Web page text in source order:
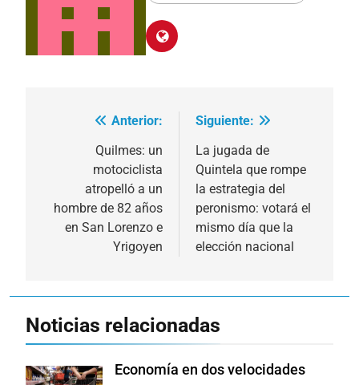
Navegación
entradas
Anterior:
Quilmes: un
motociclista
atropelló a un
hombre de 82 años
en San Lorenzo e
Yrigoyen
Siguiente:
La jugada de
Quintela que rompe
la estrategia del
peronismo: votará el
mismo día que la
elección nacional
Noticias relacionadas
Economía en dos velocidades